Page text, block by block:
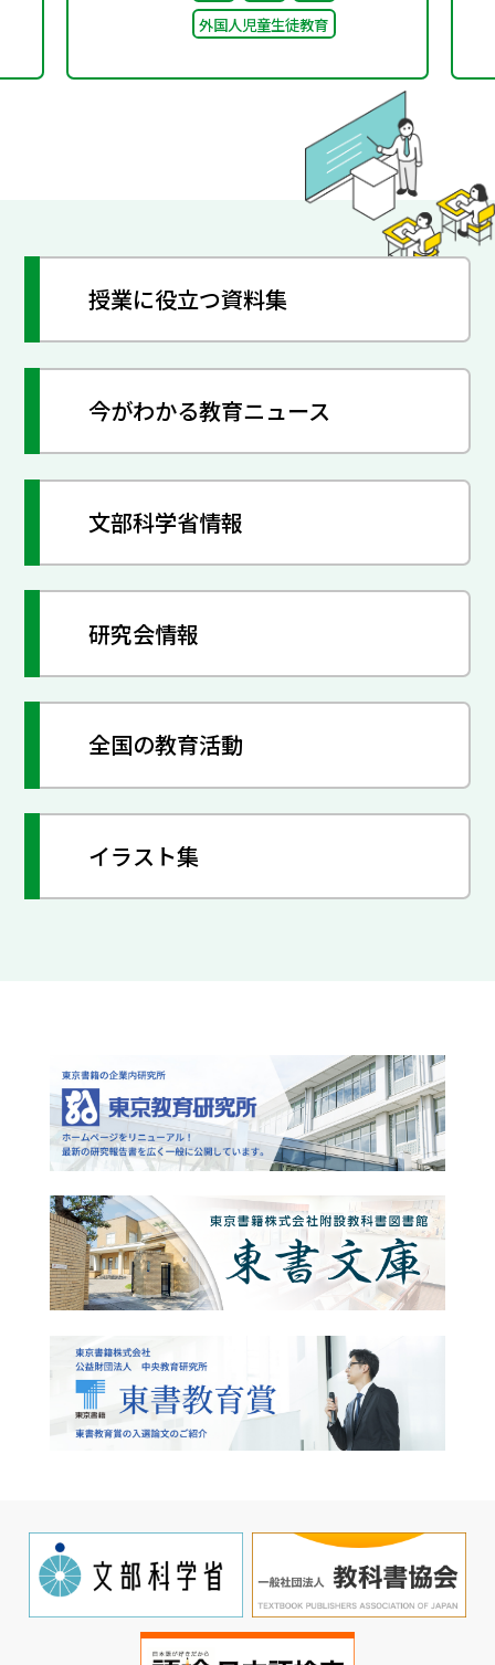
外国人児童生徒教育
授業に役立つ資料集
今がわかる教育ニュース
文部科学省情報
研究会情報
全国の教育活動
イラスト集